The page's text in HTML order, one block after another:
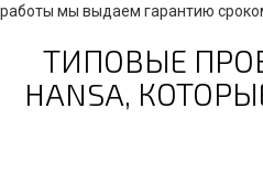
работы мы выдаем гарантию
ТИПОВЫЕ
HANSA,